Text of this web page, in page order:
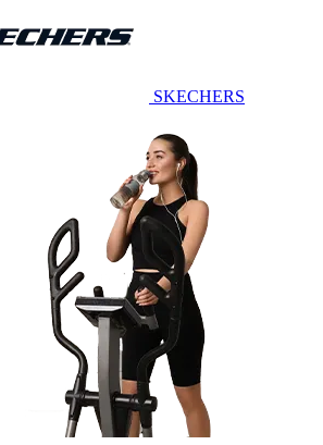
SKECHERS